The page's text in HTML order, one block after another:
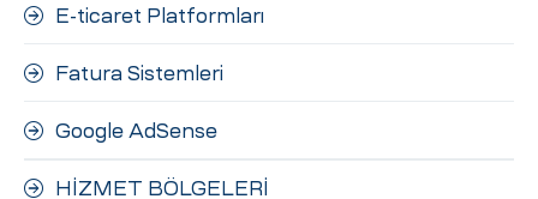
E-ticaret Platformları
Fatura Sistemleri
Google AdSense
HİZMET BÖLGELERİ